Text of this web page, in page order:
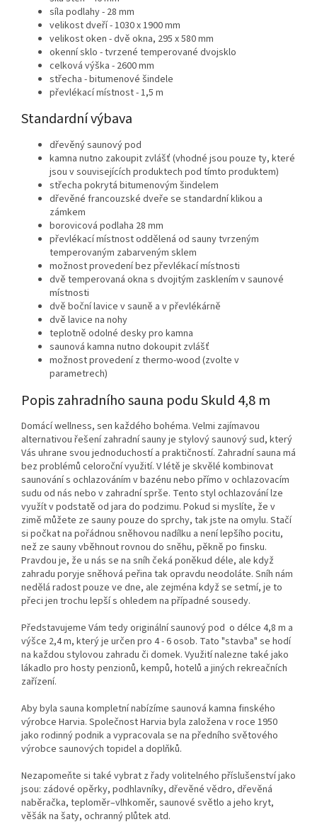
síla podlahy - 28 mm
velikost dveří - 1030 x 1900 mm
velikost oken - dvě okna, 295 x 580 mm
okenní sklo - tvrzené temperované dvojsklo
celková výška - 2600 mm
střecha - bitumenové šindele
převlékací místnost - 1,5 m
Standardní výbava
dřevěný saunový pod
kamna nutno zakoupit zvlášť (vhodné jsou pouze ty, které
jsou v souvisejících produktech pod tímto produktem)
střecha pokrytá bitumenovým šindelem
dřevěné francouzské dveře se standardní klikou a
zámkem
borovicová podlaha 28 mm
převlékací místnost oddělená od sauny tvrzeným
temperovaným zabarveným sklem
možnost provedení bez převlékací místnosti
dvě temperovaná okna s dvojitým zasklením v saunové
místnosti
dvě boční lavice v sauně a v převlékárně
dvě lavice na nohy
teplotně odolné desky pro kamna
saunová kamna nutno dokoupit zvlášť
možnost provedení z thermo-wood (zvolte v
parametrech)
Popis zahradního sauna podu Skuld 4,8 m
Domácí wellness, sen každého bohéma. Velmi zajímavou
alternativou řešení zahradní sauny je stylový saunový sud, který
Vás uhrane svou jednoduchostí a praktičností. Zahradní sauna má
bez problémů celoroční využití. V létě je skvělé kombinovat
saunování s ochlazováním v bazénu nebo přímo v ochlazovacím
sudu od nás nebo v zahradní sprše. Tento styl ochlazování lze
využít v podstatě od jara do podzimu. Pokud si myslíte, že v
zimě můžete ze sauny pouze do sprchy, tak jste na omylu. Stačí
si počkat na pořádnou sněhovou nadílku a není lepšího pocitu,
než ze sauny vběhnout rovnou do sněhu, pěkně po finsku.
Pravdou je, že u nás se na sníh čeká poněkud déle, ale když
zahradu poryje sněhová peřina tak opravdu neodoláte. Sníh nám
nedělá radost pouze ve dne, ale zejména když se setmí, je to
přeci jen trochu lepší s ohledem na případné sousedy.
Představujeme Vám tedy originální saunový pod o délce 4,8 m a
výšce 2,4 m, který je určen pro 4 - 6 osob. Tato "stavba" se hodí
na každou stylovou zahradu či domek. Využití nalezne také jako
lákadlo pro hosty penzionů, kempů, hotelů a jiných rekreačních
zařízení.
Aby byla sauna kompletní nabízíme saunová kamna finského
výrobce Harvia. Společnost Harvia byla založena v roce 1950
jako rodinný podnik a vypracovala se na předního světového
výrobce saunových topidel a doplňků.
Nezapomeňte si také vybrat z řady volitelného příslušenství jako
jsou: zádové opěrky, podhlavníky, dřevěné vědro, dřevěná
naběračka, teploměr–vlhkoměr, saunové světlo a jeho kryt,
věšák na šaty, ochranný plůtek atd.